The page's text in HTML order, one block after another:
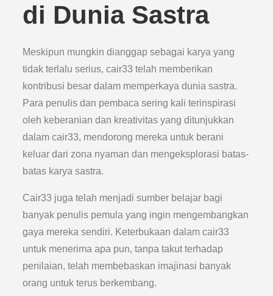
di Dunia Sastra
Meskipun mungkin dianggap sebagai karya yang
tidak terlalu serius, cair33 telah memberikan
kontribusi besar dalam memperkaya dunia sastra.
Para penulis dan pembaca sering kali terinspirasi
oleh keberanian dan kreativitas yang ditunjukkan
dalam cair33, mendorong mereka untuk berani
keluar dari zona nyaman dan mengeksplorasi batas-
batas karya sastra.
Cair33 juga telah menjadi sumber belajar bagi
banyak penulis pemula yang ingin mengembangkan
gaya mereka sendiri. Keterbukaan dalam cair33
untuk menerima apa pun, tanpa takut terhadap
penilaian, telah membebaskan imajinasi banyak
orang untuk terus berkembang.